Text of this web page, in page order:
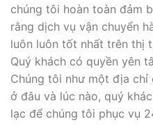
chúng tôi hoàn toàn đảm
rằng dịch vụ vận chuyển
luôn luôn tốt nhất trên thị
Quý khách có quyền yên
Chúng tôi như một địa
ở đâu và lúc nào, quý
lạc để chúng tôi phục vụ